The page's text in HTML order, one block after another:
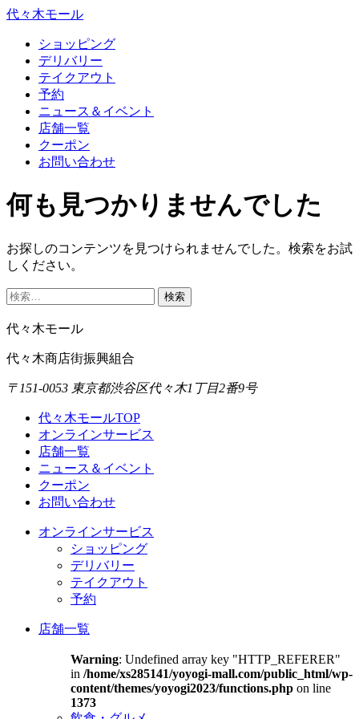
代々木モール
ショッピング
デリバリー
テイクアウト
予約
ニュース＆イベント
店舗一覧
クーポン
お問い合わせ
何も見つかりませんでした
お探しのコンテンツを見つけられませんでした。検索をお試
しください。
検
代々木モール
代々木商店街振興組合
〒151-0053 東京都渋谷区代々木1丁目2番9号
代々木モールTOP
オンラインサービス
店舗一覧
ニュース＆イベント
クーポン
お問い合わせ
オンラインサービス
ショッピング
デリバリー
テイクアウト
予約
店舗一覧
Warning: Undefined array key "HTTP_REFERER"
in /home/xs285141/yoyogi-mall.com/public_html/wp-
content/themes/yoyogi2023/functions.php on line
1373